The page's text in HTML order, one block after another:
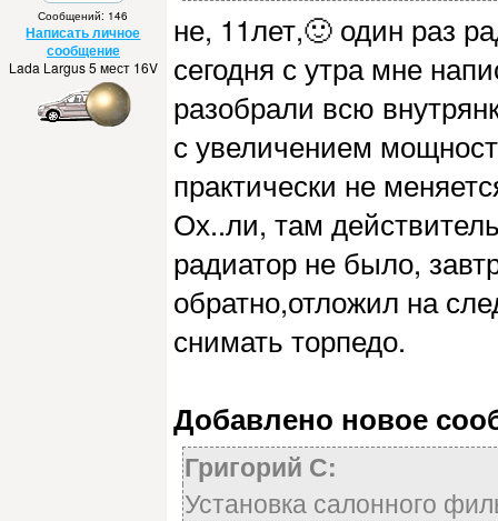
Сообщений: 146
Написать личное
сообщение
Lada Largus 5 мест 16V
не, 11лет,🙂 один раз
сегодня с утра мне
разобрали всю
с увеличением
практически не
Ох..ли, там
радиатор не было,
обратно,отложил на
снимать торпедо.
Добавлено новое
Григорий С:
Установка салонного